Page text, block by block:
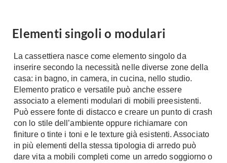
Elementi singoli o modulari
La cassettiera nasce come elemento singolo da
inserire secondo la necessità nelle diverse zone della
casa: in bagno, in camera, in cucina, nello studio.
Elemento pratico e versatile può anche essere
associato a elementi modulari di mobili preesistenti.
Può essere fonte di distacco e creare un punto di crash
con lo stile dell’ambiente oppure richiamare con
finiture o tinte i toni e le texture già esistenti. Associato
in più elementi della stessa tipologia di arredo può
dare vita a mobili completi come un arredo soggiorno o